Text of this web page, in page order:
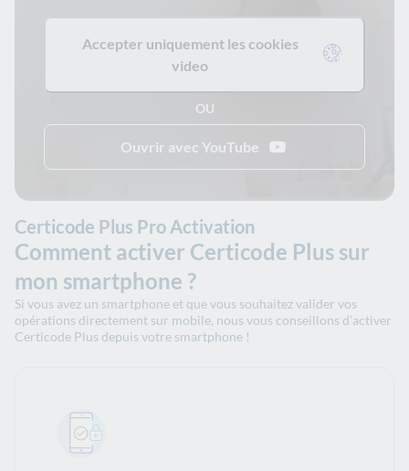
Accepter uniquement les cookies
video
OU
Ouvrir avec YouTube
Certicode Plus Pro Activation
Comment activer Certicode Plus sur
mon smartphone ?
Si vous avez un smartphone et que vous souhaitez valider vos
opérations directement sur mobile, nous vous conseillons d’activer
Certicode Plus depuis votre smartphone !